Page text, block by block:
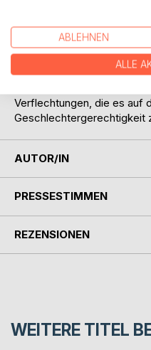
Totgeglaubte leben länger!
des Feminismus
heute in Zeiten eines
Einprägsam und
Verflechtungen, die es auf
Geschlechtergerechtigkeit
AUTOR/IN
PRESSESTIMMEN
REZENSIONEN
WEITERE TITEL
ABLEHNEN
ALLE